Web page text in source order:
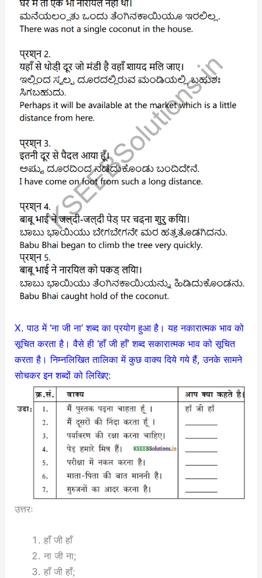
X. पाठ में ‘ना जी ना’ शब्द का प्रयोग हुआ है। यह नकारात्मक भाव को
सूचित करता है। वैसे ही ‘हाँ जी हाँ’ शब्द सकारात्मक भाव को सूचित
करता है। निम्नलिखित तालिका में कुछ वाक्य दिये गये हैं, उनके सामने
सोचकर इन शब्दों को लिखिए:
उत्तरः
हाँ जी हाँ
ना जी ना;
हाँ जी हाँ;